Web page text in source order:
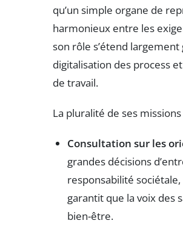
qu’un simple organe de
harmonieux entre les
son rôle s’étend
digitalisation des process
de travail.
La pluralité de ses
Consultation sur les
grandes décisions
responsabilité
garantit que la voix des
bien-être.